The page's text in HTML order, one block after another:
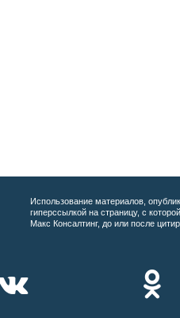
Использование материалов,
гиперссылкой на страницу, с
Макс Консалтинг, до или после